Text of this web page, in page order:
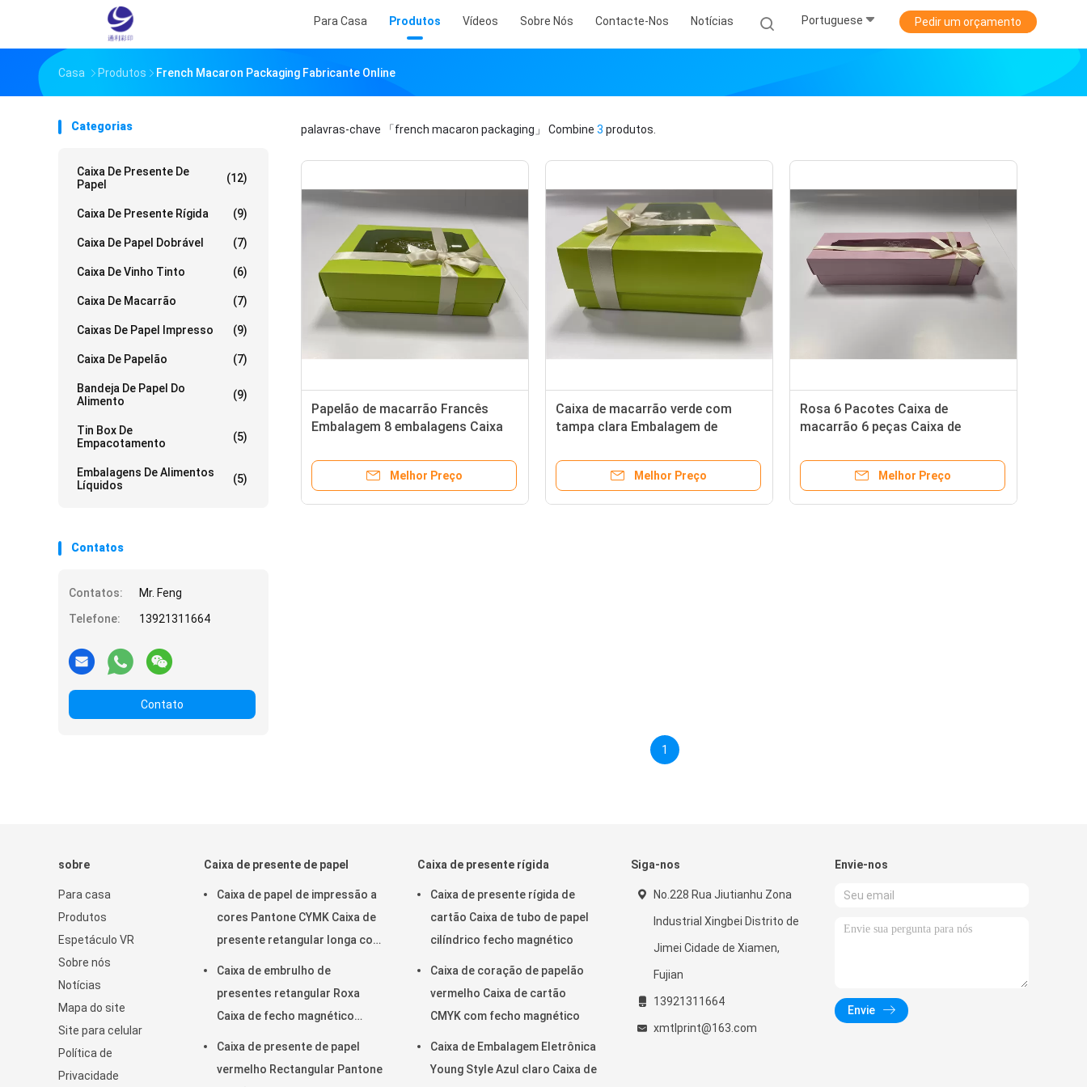
Para Casa Produtos Vídeos Sobre Nós Contacte-Nos Notícias Portuguese Pedir um orçamento
Casa Produtos French Macaron Packaging Fabricante Online
Categorias
Caixa De Presente De
Papel
(12)
Caixa De Presente Rígida (9)
Caixa De Papel Dobrável (7)
Caixa De Vinho Tinto (6)
Caixa De Macarrão (7)
Caixas De Papel Impresso (9)
Caixa De Papelão (7)
Bandeja De Papel Do
Alimento
(9)
Tin Box De
Empacotamento
(5)
Embalagens De Alimentos
Líquidos
(5)
Contatos
Contatos:
Mr. Feng
Telefone:
13921311664
Contato
palavras-chave 「french macaron packaging」 Combine 3 produtos.
Papelão de macarrão Francês
Embalagem 8 embalagens Caixa
Melhor Preço
Caixa de macarrão verde com
tampa clara Embalagem de
personalizada
Melhor Preço
Rosa 6 Pacotes Caixa de
macarrão 6 peças Caixa de
Melhor Preço
1
sobre
Para casa
Produtos
Espetáculo VR
Sobre nós
Notícias
Mapa do site
Site para celular
Política de
Privacidade
Caixa de presente de papel
Caixa de papel de impressão a
cores Pantone CYMK Caixa de
presente retangular longa com
Caixa de embrulho de
presentes retangular Roxa
Caixa de fecho magnético
Caixa de presente de papel
vermelho Rectangular Pantone
Caixa de presente rígida
Caixa de presente rígida de
cartão Caixa de tubo de papel
cilíndrico fecho magnético
Caixa de coração de papelão
vermelho Caixa de cartão
CMYK com fecho magnético
Caixa de Embalagem Eletrônica
Young Style Azul claro Caixa de
Siga-nos
No.228 Rua Jiutianhu Zona
Industrial Xingbei Distrito de
Jimei Cidade de Xiamen,
Fujian
13921311664
xmtlprint@163.com
Envie-nos
Envie